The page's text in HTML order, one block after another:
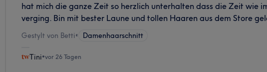
hat mich die ganze Zeit so herzlich unterhalten dass die Zeit wie
verging. Bin mit bester Laune und tollen Haaren aus dem Store
Gestylt von Betti• Damenhaarschnitt
Tini•vor 26 Tagen